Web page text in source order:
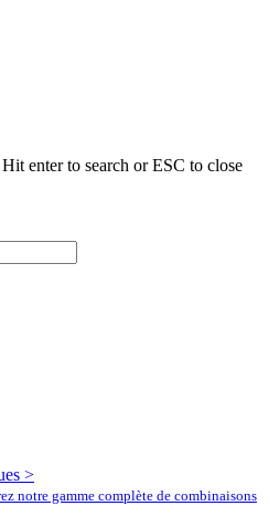
Hit enter to search or ESC to close
>
notre gamme complète de combinaisons